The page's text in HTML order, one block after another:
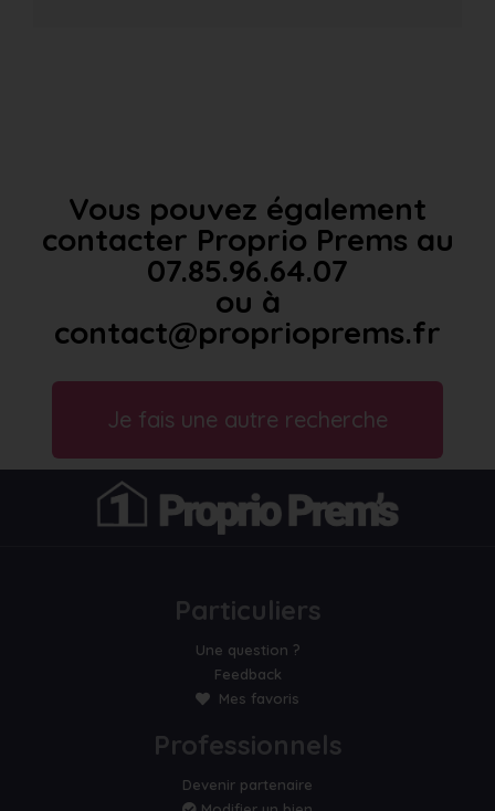
Vous pouvez également
contacter Proprio Prems au
07.85.96.64.07
ou à
contact@proprioprems.fr
Je fais une autre recherche
Particuliers
Une question ?
Feedback
Mes favoris
Professionnels
Devenir partenaire